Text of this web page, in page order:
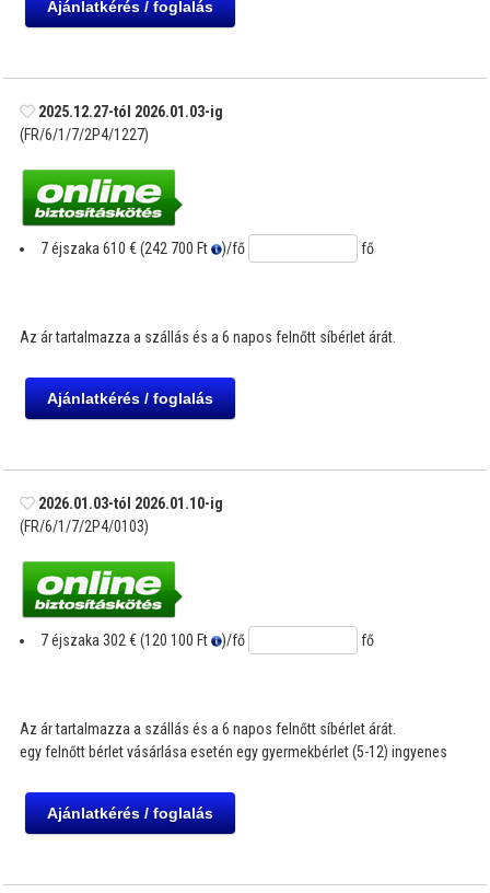
2025.12.27-tól 2026.01.03-ig
(FR/6/1/7/2P4/1227)
7 éjszaka 610 € (242 700 Ft )/fő fő
Az ár tartalmazza a szállás és a 6 napos felnőtt síbérlet árát.
2026.01.03-tól 2026.01.10-ig
(FR/6/1/7/2P4/0103)
7 éjszaka 302 € (120 100 Ft )/fő fő
Az ár tartalmazza a szállás és a 6 napos felnőtt síbérlet árát.
egy felnőtt bérlet vásárlása esetén egy gyermekbérlet (5-12) ingyenes